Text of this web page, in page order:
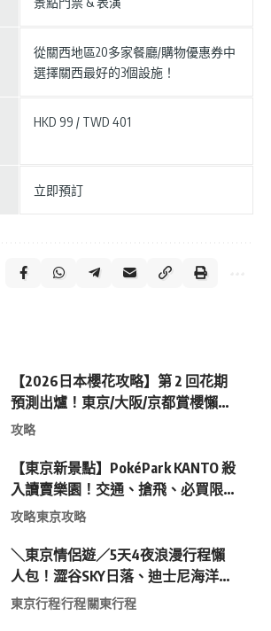
從關西地區20多家餐廳/購物優惠券中
選擇關西最好的3個設施！
HKD 99 / TWD 401
立即預訂
【2026日本櫻花攻略】第 2 回花期
預測出爐！東京/大阪/京都賞櫻懶人
包 (附最新時間表)
攻略
【東京新景點】PokéPark KANTO 殺
入讀賣樂園！交通、搶飛、必買限
定周邊全攻略
攻略東京攻略
＼東京情侶遊／5天4夜浪漫行程懶
人包！澀谷SKY日落、迪士尼海洋、
中目黑高質感咖啡廳全收錄
東京行程行程關東行程